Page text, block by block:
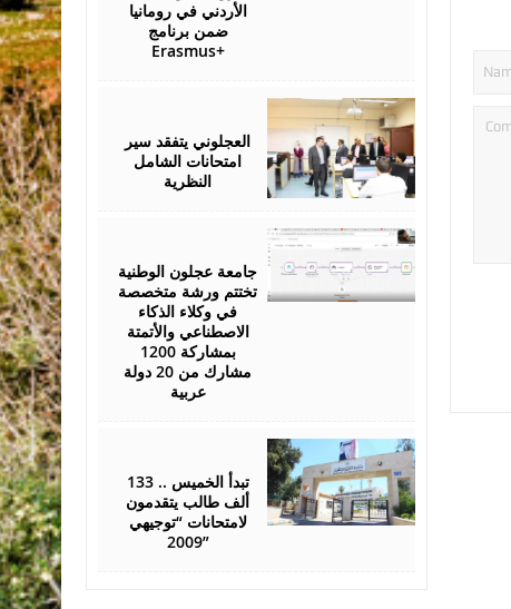
الأردني في رومانيا
ضمن برنامج
Erasmus+
العجلوني يتفقد سير
امتحانات الشامل
النظرية
جامعة عجلون الوطنية
تختتم ورشة متخصصة
في وكلاء الذكاء
الاصطناعي والأتمتة
بمشاركة 1200
مشارك من 20 دولة
عربية
تبدأ الخميس .. 133
ألف طالب يتقدمون
لامتحانات “توجيهي
2009”